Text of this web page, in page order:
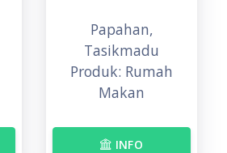
Papahan,
Tasikmadu
Produk: Rumah
Makan
INFO